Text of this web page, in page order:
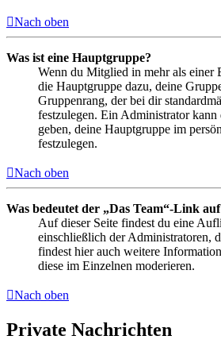
Nach oben
Was ist eine Hauptgruppe?
Wenn du Mitglied in mehr als einer
die Hauptgruppe dazu, deine
Gruppenrang, der bei dir
festzulegen. Ein Administrator
geben, deine Hauptgruppe im
festzulegen.
Nach oben
Was bedeutet der „Das Team“-Link
Auf dieser Seite findest du eine
einschließlich der Administratoren,
findest hier auch weitere
diese im Einzelnen moderieren.
Nach oben
Private Nachrichten